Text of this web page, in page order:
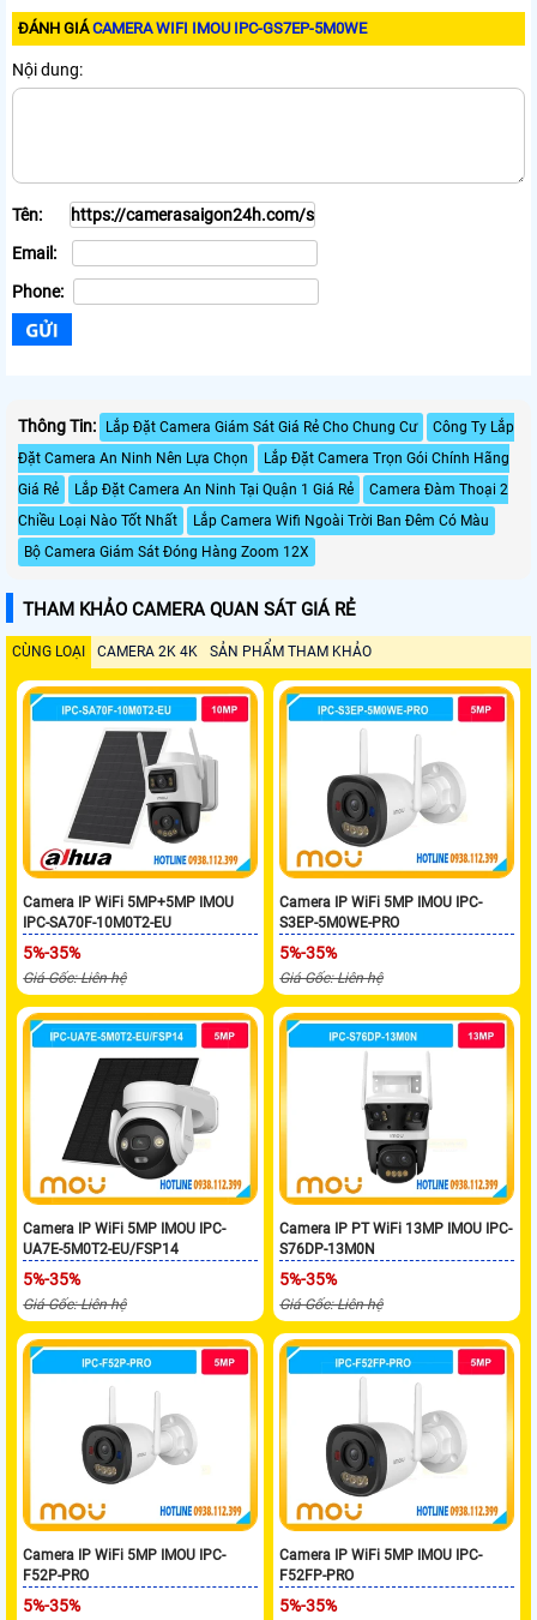
ĐÁNH GIÁCAMERA WIFI IMOU IPC-GS7EP-5M0WE
Nội dung:
Tên:
Email:
Phone:
Thông Tin: Lắp Đặt Camera Giám Sát Giá Rẻ Cho Chung Cư
Công Ty Lắp
Đặt Camera An Ninh Nên Lựa Chọn
Lắp Đặt Camera Trọn Gói Chính Hãng
Giá Rẻ
Lắp Đặt Camera An Ninh Tại Quận 1 Giá Rẻ
Camera Đàm Thoại 2
Chiều Loại Nào Tốt Nhất
Lắp Camera Wifi Ngoài Trời Ban Đêm Có Màu
Bộ Camera Giám Sát Đóng Hàng Zoom 12X
THAM KHẢO CAMERA QUAN SÁT GIÁ RẺ
CÙNG LOẠI CAMERA 2K 4K SẢN PHẨM THAM KHẢO
Camera IP WiFi 5MP+5MP IMOU
IPC-SA70F-10M0T2-EU
5%-35%
Giá Gốc: Liên hệ
Camera IP WiFi 5MP IMOU IPC-
S3EP-5M0WE-PRO
5%-35%
Giá Gốc: Liên hệ
Camera IP WiFi 5MP IMOU IPC-
UA7E-5M0T2-EU/FSP14
5%-35%
Giá Gốc: Liên hệ
Camera IP PT WiFi 13MP IMOU IPC-
S76DP-13M0N
5%-35%
Giá Gốc: Liên hệ
Camera IP WiFi 5MP IMOU IPC-
F52P-PRO
5%-35%
Camera IP WiFi 5MP IMOU IPC-
F52FP-PRO
5%-35%